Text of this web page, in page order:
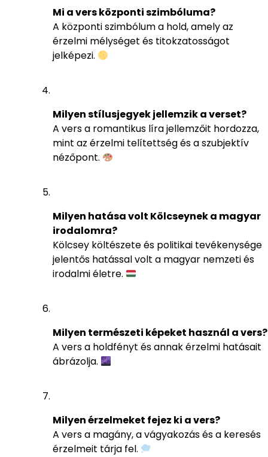
Mi a vers központi szimbóluma?
A központi szimbólum a hold, amely az
érzelmi mélységet és titokzatosságot
jelképezi.
Milyen stílusjegyek jellemzik a verset?
A vers a romantikus líra jellemzőit hordozza,
mint az érzelmi telítettség és a szubjektív
nézőpont.
Milyen hatása volt Kölcseynek a magyar
irodalomra?
Kölcsey költészete és politikai tevékenysége
jelentős hatással volt a magyar nemzeti és
irodalmi életre.
Milyen természeti képeket használ a vers?
A vers a holdfényt és annak érzelmi hatásait
ábrázolja.
Milyen érzelmeket fejez ki a vers?
A vers a magány, a vágyakozás és a keresés
érzelmeit tárja fel.